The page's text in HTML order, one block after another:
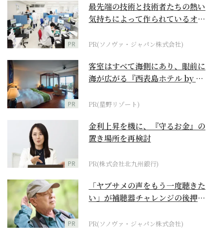
PR
最先端の技術と技術者たちの熱い
気持ちによって作られているオー
PR(ソノヴァ・ジャパン株式会社)
PR
客室はすべて海側にあり、眼前に
海が広がる『西表島ホテル by 星
PR(星野リゾート)
PR
金利上昇を機に、『守るお金』の
置き場所を再検討
PR(株式会社北九州銀行)
PR
「ヤブサメの声をもう一度聴きた
い」が補聴器チャレンジの後押し
PR(ソノヴァ・ジャパン株式会社)